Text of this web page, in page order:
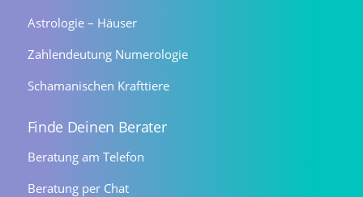
Astrologie – Häuser
Zahlendeutung Numerologie
Schamanischen Krafttiere
Finde Deinen Berater
Beratung am Telefon
Beratung per Chat